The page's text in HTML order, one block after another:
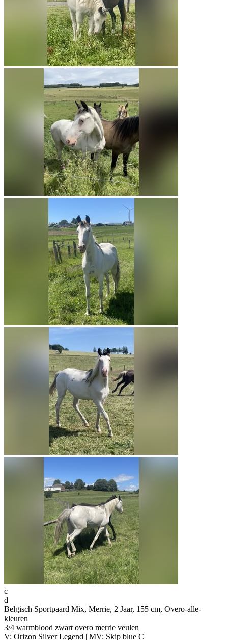
c
d
Belgisch Sportpaard Mix, Merrie, 2 Jaar, 155 cm, Overo-alle-
kleuren
3/4 warmblood zwart overo merrie veulen
V: Orizon Silver Legend | MV: Skip blue C